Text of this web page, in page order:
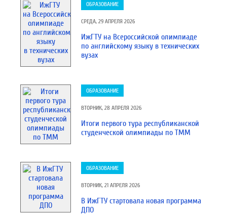
ОБРАЗОВАНИЕ
СРЕДА, 29 АПРЕЛЯ 2026
ИжГТУ на Всероссийской олимпиаде
по английскому языку в технических
вузах
ОБРАЗОВАНИЕ
ВТОРНИК, 28 АПРЕЛЯ 2026
Итоги первого тура республиканской
студенческой олимпиады по ТММ
ОБРАЗОВАНИЕ
ВТОРНИК, 21 АПРЕЛЯ 2026
В ИжГТУ стартовала новая программа
ДПО